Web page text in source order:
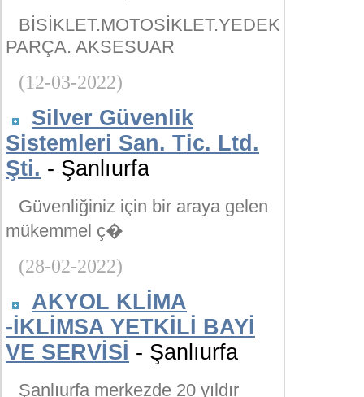
BİSİKLET.MOTOSİKLET.YEDEK
PARÇA. AKSESUAR
(12-03-2022)
Silver Güvenlik
Sistemleri San. Tic. Ltd.
Şti. - Şanlıurfa
Güvenliğiniz için bir araya gelen
mükemmel ç�
(28-02-2022)
AKYOL KLİMA
-İKLİMSA YETKİLİ BAYİ
VE SERVİSİ - Şanlıurfa
Şanlıurfa merkezde 20 yıldır